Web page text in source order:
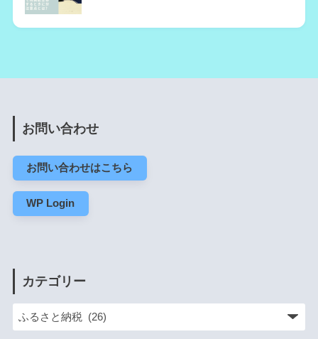
お問い合わせ
お問い合わせはこちら
WP Login
カテゴリー